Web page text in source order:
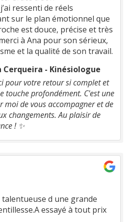
ressenti de réels
sur le plan émotionnel que
est douce, précise et très
à Ana pour son sérieux,
et la qualité de son travail.
Cerqueira - Kinésiologue
pour votre retour si complet et
touche profondément. C'est une
moi de vous accompagner et de
changements. Au plaisir de
! ✨
d une grande
essayé à tout prix